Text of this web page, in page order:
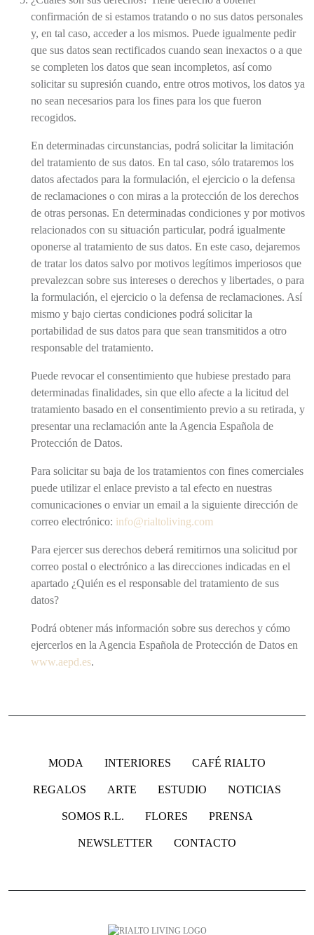
confirmación de si estamos tratando o no sus datos personales
y, en tal caso, acceder a los mismos. Puede igualmente pedir
que sus datos sean rectificados cuando sean inexactos o a que
se completen los datos que sean incompletos, así como
solicitar su supresión cuando, entre otros motivos, los datos ya
no sean necesarios para los fines para los que fueron
recogidos.
En determinadas circunstancias, podrá solicitar la limitación
del tratamiento de sus datos. En tal caso, sólo trataremos los
datos afectados para la formulación, el ejercicio o la defensa
de reclamaciones o con miras a la protección de los derechos
de otras personas. En determinadas condiciones y por motivos
relacionados con su situación particular, podrá igualmente
oponerse al tratamiento de sus datos. En este caso, dejaremos
de tratar los datos salvo por motivos legítimos imperiosos que
prevalezcan sobre sus intereses o derechos y libertades, o para
la formulación, el ejercicio o la defensa de reclamaciones. Así
mismo y bajo ciertas condiciones podrá solicitar la
portabilidad de sus datos para que sean transmitidos a otro
responsable del tratamiento.
Puede revocar el consentimiento que hubiese prestado para
determinadas finalidades, sin que ello afecte a la licitud del
tratamiento basado en el consentimiento previo a su retirada, y
presentar una reclamación ante la Agencia Española de
Protección de Datos.
Para solicitar su baja de los tratamientos con fines comerciales
puede utilizar el enlace previsto a tal efecto en nuestras
comunicaciones o enviar un email a la siguiente dirección de
correo electrónico: info@rialtoliving.com
Para ejercer sus derechos deberá remitirnos una solicitud por
correo postal o electrónico a las direcciones indicadas en el
apartado ¿Quién es el responsable del tratamiento de sus
datos?
Podrá obtener más información sobre sus derechos y cómo
ejercerlos en la Agencia Española de Protección de Datos en
www.aepd.es.
MODA INTERIORES CAFÉ RIALTO
REGALOS ARTE ESTUDIO NOTICIAS
SOMOS R.L. FLORES PRENSA
NEWSLETTER CONTACTO